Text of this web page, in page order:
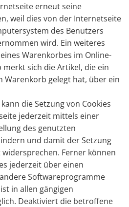
erneut seine
weil dies von der Internetseite
des Benutzers
wird. Ein weiteres
Warenkorbes im Online-
merkt sich die Artikel, die ein
Warenkorb gelegt hat, über ein
die Setzung von Cookies
jederzeit mittels einer
des genutzten
und damit der Setzung
Ferner können
jederzeit über einen
Softwareprogramme
in allen gängigen
Deaktiviert die betroffene